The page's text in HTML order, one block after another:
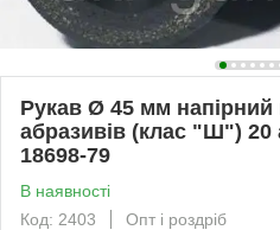
Рукав Ø 45 мм
абразивів (клас "Ш")
18698-79
В наявності
Код: 2403
Опт і роздріб